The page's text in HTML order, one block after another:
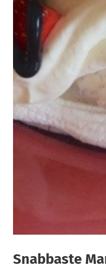
Snabbaste